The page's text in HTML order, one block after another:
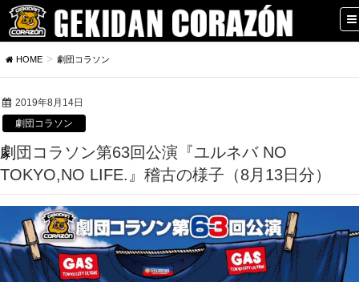
HOME 劇団コラソン
2019年8月14日
劇団コラソン
劇団コラソン第63回公演『ユルネバ NO
TOKYO,NO LIFE.』稽古の様子（8月13日分）